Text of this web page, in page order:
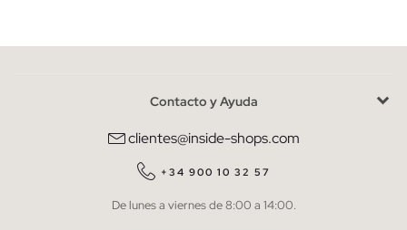
He leído y entiendo lapolítica de privacidad
QUIERO SUSCRIBIRME
* Puedes cancelar la suscripción en cualquier momento.
Contacto y Ayuda
clientes@inside-shops.com
+34 900 10 32 57
De lunes a viernes de 8:00 a 14:00.